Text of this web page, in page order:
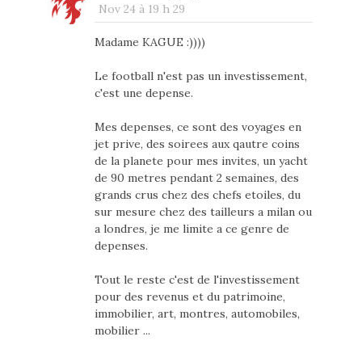
Nov 24 à 19 h 29
Madame KAGUE :))))
Le football n'est pas un investissement,
c'est une depense.
Mes depenses, ce sont des voyages en
jet prive, des soirees aux qautre coins
de la planete pour mes invites, un yacht
de 90 metres pendant 2 semaines, des
grands crus chez des chefs etoiles, du
sur mesure chez des tailleurs a milan ou
a londres, je me limite a ce genre de
depenses.
Tout le reste c'est de l'investissement
pour des revenus et du patrimoine,
immobilier, art, montres, automobiles,
mobilier ...